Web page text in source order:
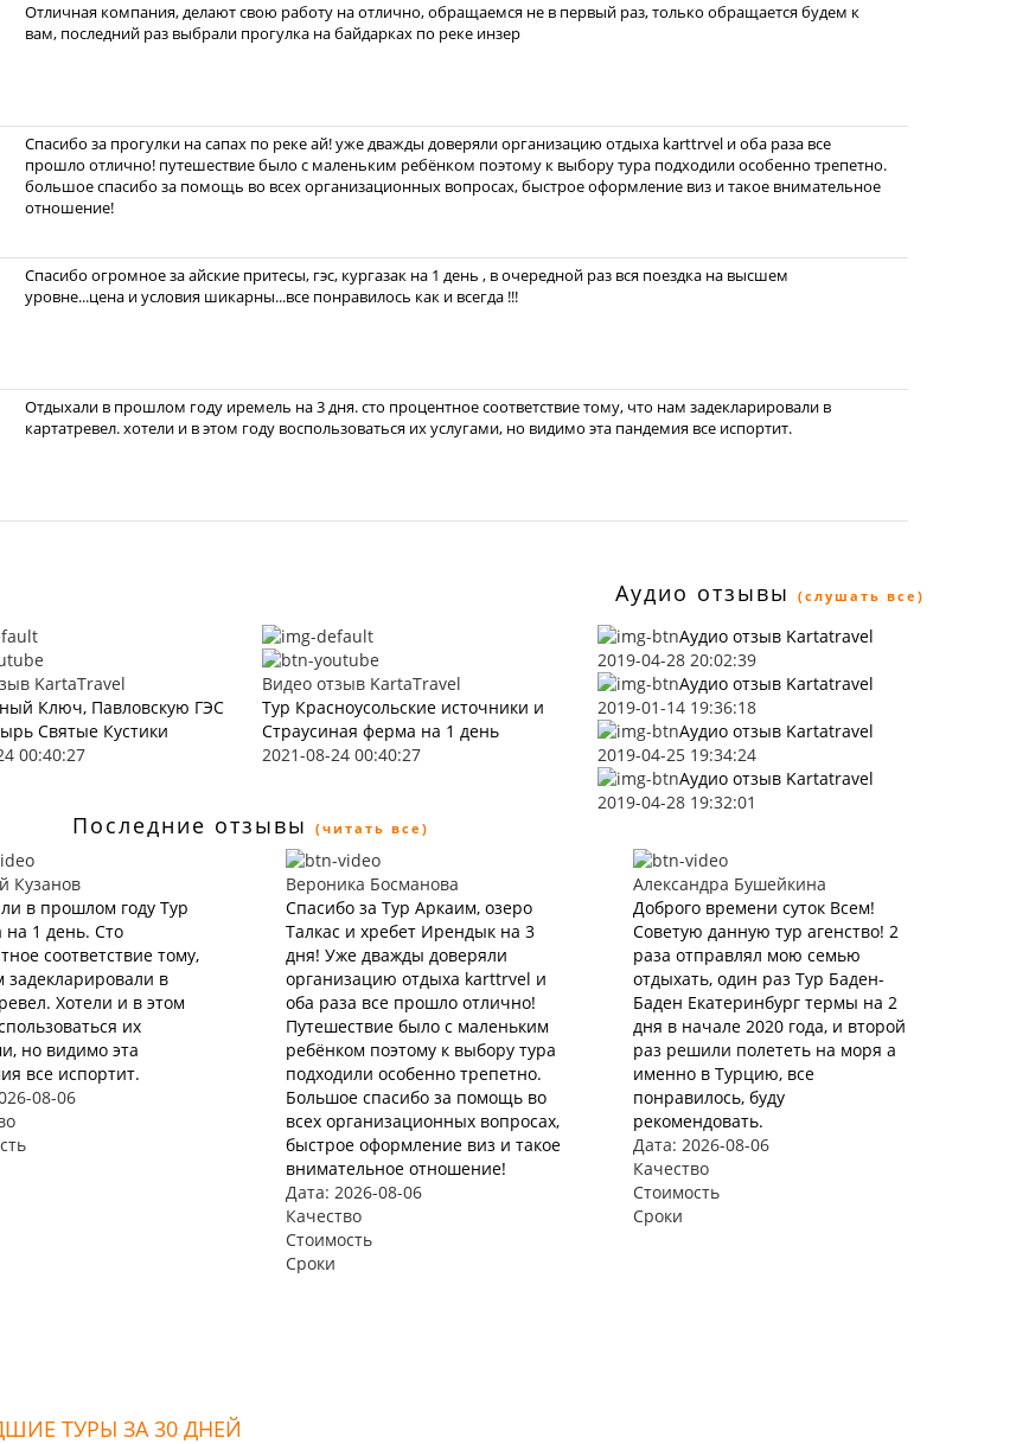
Отличная компания, делают свою работу на отлично, обращаемся не в первый раз, только обращается будем к
вам, последний раз выбрали прогулка на байдарках по реке инзер
Спасибо за прогулки на сапах по реке ай! уже дважды доверяли организацию отдыха karttrvel и оба раза все
прошло отлично! путешествие было с маленьким ребёнком поэтому к выбору тура подходили особенно трепетно.
большое спасибо за помощь во всех организационных вопросах, быстрое оформление виз и такое внимательное
отношение!
Спасибо огромное за айские притесы, гэс, кургазак на 1 день , в очередной раз вся поездка на высшем
уровне...цена и условия шикарны...все понравилось как и всегда !!!
Отдыхали в прошлом году иремель на 3 дня. сто процентное соответствие тому, что нам задекларировали в
картатревел. хотели и в этом году воспользоваться их услугами, но видимо эта пандемия все испортит.
Аудио отзывы (слушать все)
KartaTravel
Ключ, Павловскую ГЭС
Святые Кустики
00:40:27
Видео отзыв KartaTravel
Тур Красноусольские источники и
Страусиная ферма на 1 день
2021-08-24 00:40:27
Аудио отзыв Kartatravel
2019-04-28 20:02:39
Аудио отзыв Kartatravel
2019-01-14 19:36:18
Аудио отзыв Kartatravel
2019-04-25 19:34:24
Аудио отзыв Kartatravel
2019-04-28 19:32:01
Последние отзывы (читать все)
Кузанов
в прошлом году Тур
на 1 день. Сто
соответствие тому,
задекларировали в
Хотели и в этом
их
но видимо эта
все испортит.
08-06
Вероника Босманова
Спасибо за Тур Аркаим, озеро
Талкас и хребет Ирендык на 3
дня! Уже дважды доверяли
организацию отдыха karttrvel и
оба раза все прошло отлично!
Путешествие было с маленьким
ребёнком поэтому к выбору тура
подходили особенно трепетно.
Большое спасибо за помощь во
всех организационных вопросах,
быстрое оформление виз и такое
внимательное отношение!
Дата: 2026-08-06
Качество
Стоимость
Сроки
Александра Бушейкина
Доброго времени суток Всем!
Советую данную тур агенство! 2
раза отправлял мою семью
отдыхать, один раз Тур Баден-
Баден Екатеринбург термы на 2
дня в начале 2020 года, и второй
раз решили полететь на моря а
именно в Турцию, все
понравилось, буду
рекомендовать.
Дата: 2026-08-06
Качество
Стоимость
Сроки
ТУРЫ ЗА 30 ДНЕЙ